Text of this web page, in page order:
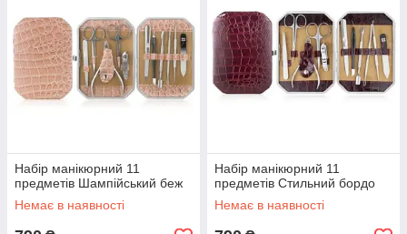
Набір манікюрний 11
предметів Шампійський беж
Немає в наявності
Набір манікюрний 11
предметів Стильний бордо
Немає в наявності